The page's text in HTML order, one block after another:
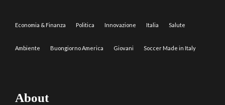
Economia & Finanza Politica Innovazione Italia Salute
Ambiente Buongiorno America Giovani Soccer Made in Italy
About